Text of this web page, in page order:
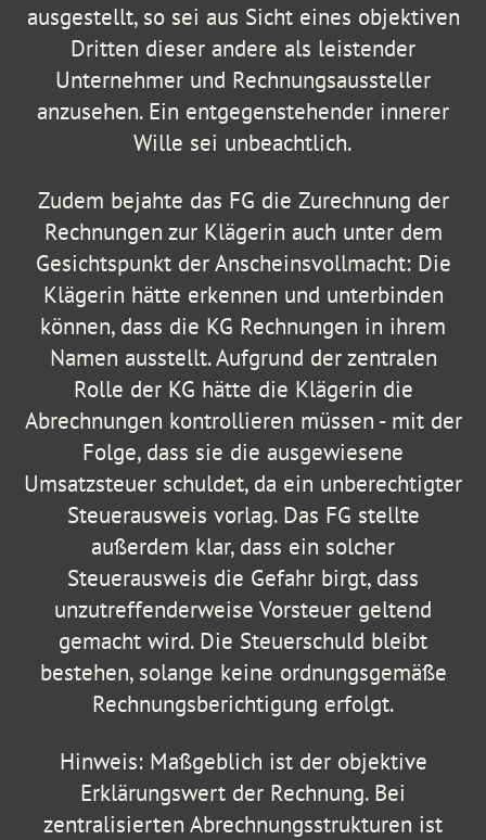
ausgestellt, so sei aus Sicht eines objektiven
Dritten dieser andere als leistender
Unternehmer und Rechnungsaussteller
anzusehen. Ein entgegenstehender innerer
Wille sei unbeachtlich.
Zudem bejahte das FG die Zurechnung der
Rechnungen zur Klägerin auch unter dem
Gesichtspunkt der Anscheinsvollmacht: Die
Klägerin hätte erkennen und unterbinden
können, dass die KG Rechnungen in ihrem
Namen ausstellt. Aufgrund der zentralen
Rolle der KG hätte die Klägerin die
Abrechnungen kontrollieren müssen - mit der
Folge, dass sie die ausgewiesene
Umsatzsteuer schuldet, da ein unberechtigter
Steuerausweis vorlag. Das FG stellte
außerdem klar, dass ein solcher
Steuerausweis die Gefahr birgt, dass
unzutreffenderweise Vorsteuer geltend
gemacht wird. Die Steuerschuld bleibt
bestehen, solange keine ordnungsgemäße
Rechnungsberichtigung erfolgt.
Hinweis: Maßgeblich ist der objektive
Erklärungswert der Rechnung. Bei
zentralisierten Abrechnungsstrukturen ist